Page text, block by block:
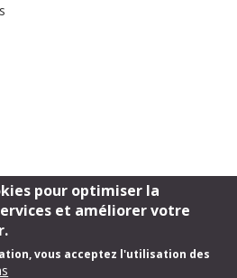
pour optimiser la
et améliorer votre
vous acceptez l'utilisation des